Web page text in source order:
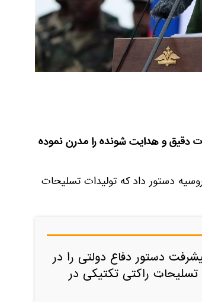
دقیق و هدایت شونده را مدرن نموده
دستور داد که تولیدات تسلیحات
دستور دفاع دولتی را در
راکتی تکتیکی در